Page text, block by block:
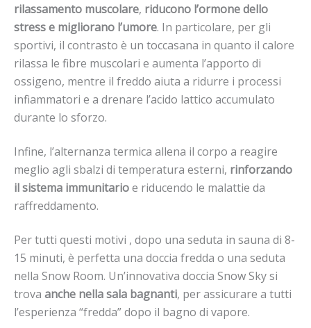
rilassamento muscolare, riducono l’ormone dello
stress e migliorano l’umore. In particolare, per gli
sportivi, il contrasto è un toccasana in quanto il calore
rilassa le fibre muscolari e aumenta l’apporto di
ossigeno, mentre il freddo aiuta a ridurre i processi
infiammatori e a drenare l’acido lattico accumulato
durante lo sforzo.
Infine, l’alternanza termica allena il corpo a reagire
meglio agli sbalzi di temperatura esterni, rinforzando
il sistema immunitarioe riducendo le malattie da
raffreddamento.
Per tutti questi motivi , dopo una seduta in sauna di 8-
15 minuti, è perfetta una doccia fredda o una seduta
nella Snow Room. Un’innovativa doccia Snow Sky si
trova anche nella sala bagnanti, per assicurare a tutti
l’esperienza “fredda” dopo il bagno di vapore.